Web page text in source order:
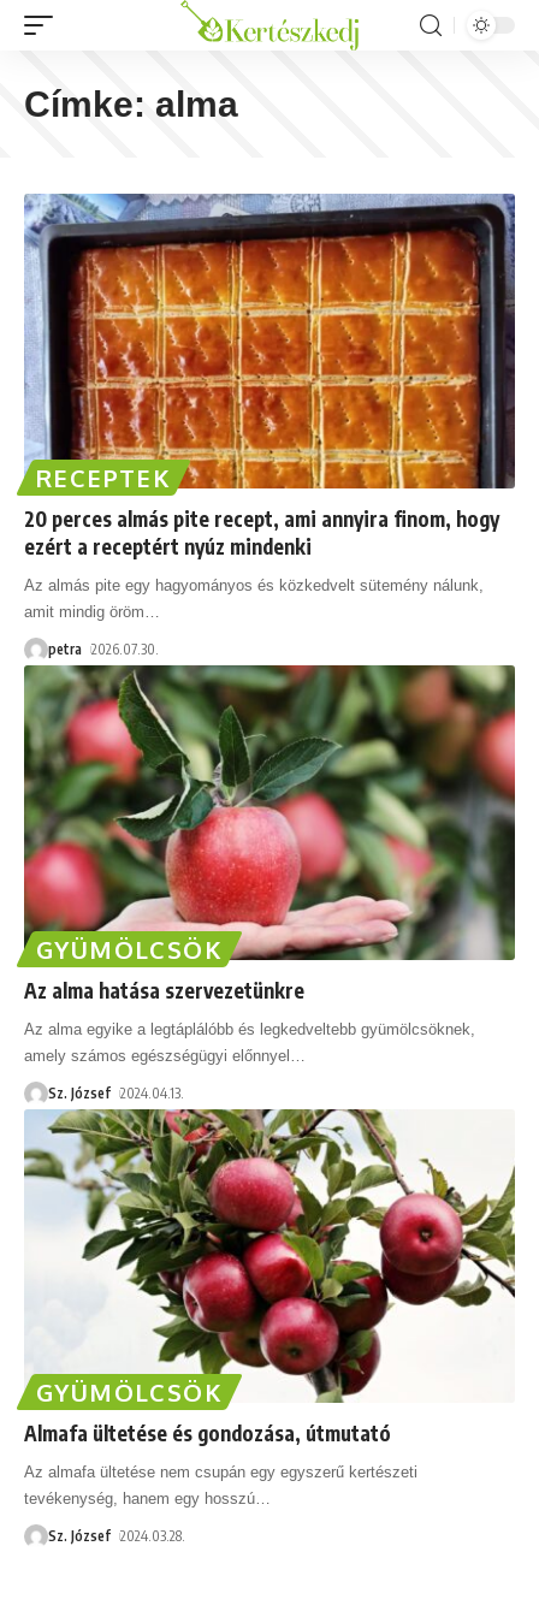
Címke: alma
RECEPTEK
20 perces almás pite recept, ami annyira finom, hogy
ezért a receptért nyúz mindenki
Az almás pite egy hagyományos és közkedvelt sütemény nálunk,
amit mindig öröm
petra 2026.07.30.
GYÜMÖLCSÖK
Az alma hatása szervezetünkre
Az alma egyike a legtáplálóbb és legkedveltebb gyümölcsöknek,
amely számos egészségügyi előnnyel
Sz. József 2024.04.13.
GYÜMÖLCSÖK
Almafa ültetése és gondozása, útmutató
Az almafa ültetése nem csupán egy egyszerű kertészeti
tevékenység, hanem egy hosszú…
Sz. József 2024.03.28.